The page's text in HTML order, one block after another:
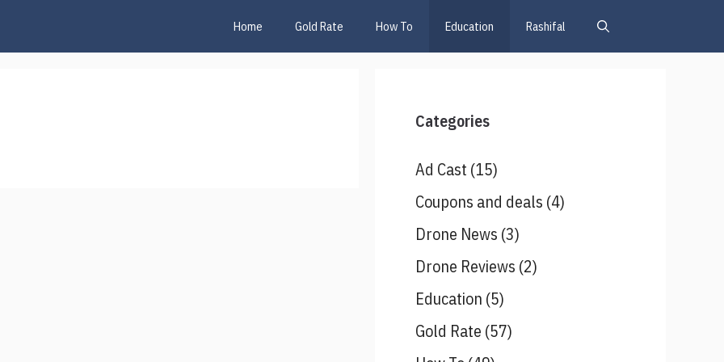
Home Gold Rate How To Education Rashifal
Categories
Ad Cast (15)
Coupons and deals (4)
Drone News (3)
Drone Reviews (2)
Education (5)
Gold Rate (57)